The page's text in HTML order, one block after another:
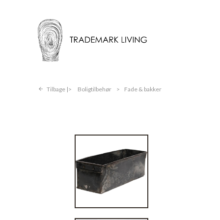
Tilbage | Boligtilbehør > Fade & bakker